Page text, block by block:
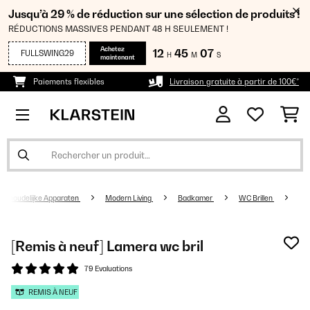
Jusqu’à 29 % de réduction sur une sélection de produits !
RÉDUCTIONS MASSIVES PENDANT 48 H SEULEMENT !
FULLSWING29
Achetez
maintenant
12 H 45 M 07 S
Paiements flexibles Livraison gratuite à partir de 100€*
Apparaten Modern Living Badkamer WC Brillen
[Remis à neuf] Lamera wc bril
79 Evaluations
REMIS À NEUF